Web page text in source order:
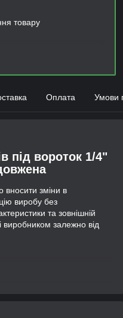
товару
Оплата Умови
під вороток 1/4"
вносити зміни в
виробу без
та зовнішній
виробником залежно від